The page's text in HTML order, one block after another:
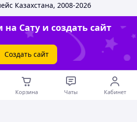
Казахстана, 2008-2026
Сату и создать сайт
Создать сайт
Корзина Чаты Кабинет